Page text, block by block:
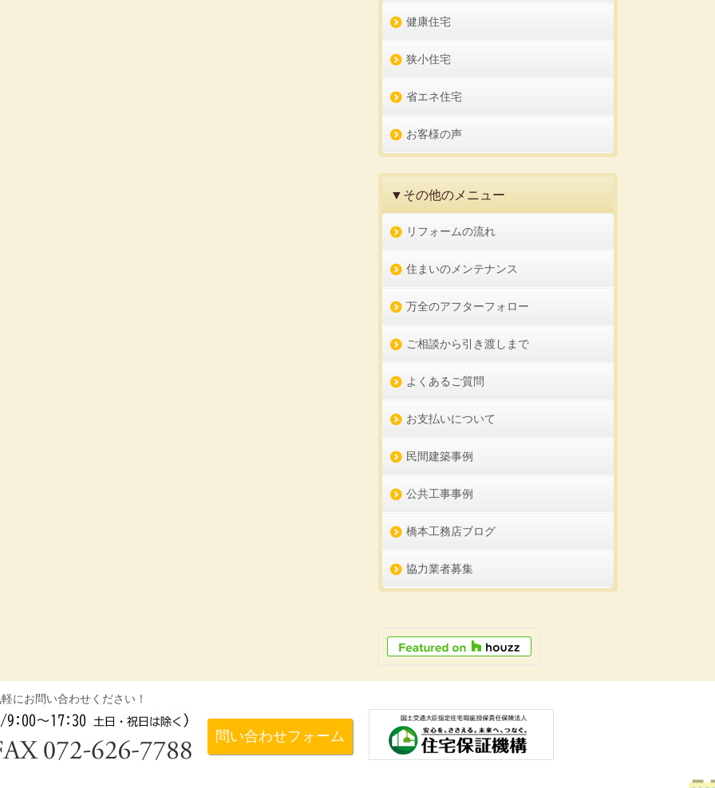
健康住宅
狭小住宅
省エネ住宅
お客様の声
▼その他のメニュー
リフォームの流れ
住まいのメンテナンス
万全のアフターフォロー
ご相談から引き渡しまで
よくあるご質問
お支払いについて
民間建築事例
公共工事事例
橋本工務店ブログ
協力業者募集
にお問い合わせください！
問い合わせフォーム